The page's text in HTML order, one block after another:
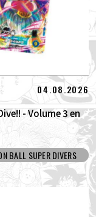
04.08.2026
- Volume 3 en
BALL SUPER DIVERS